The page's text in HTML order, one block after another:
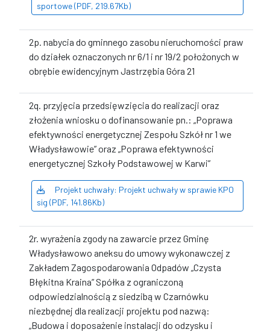
sportowe (PDF, 219.67Kb)
2p. nabycia do gminnego zasobu nieruchomości praw
do działek oznaczonych nr 6/1 i nr 19/2 położonych w
obrębie ewidencyjnym Jastrzębia Góra 21
2q. przyjęcia przedsięwzięcia do realizacji oraz
złożenia wniosku o dofinansowanie pn.: „Poprawa
efektywności energetycznej Zespołu Szkół nr 1 we
Władysławowie” oraz „Poprawa efektywności
energetycznej Szkoły Podstawowej w Karwi”
Projekt uchwały: Projekt uchwały w sprawie KPO
sig (PDF, 141.86Kb)
2r. wyrażenia zgody na zawarcie przez Gminę
Władysławowo aneksu do umowy wykonawczej z
Zakładem Zagospodarowania Odpadów „Czysta
Błękitna Kraina” Spółka z ograniczoną
odpowiedzialnością z siedzibą w Czarnówku
niezbędnej dla realizacji projektu pod nazwą:
„Budowa i doposażenie instalacji do odzysku i